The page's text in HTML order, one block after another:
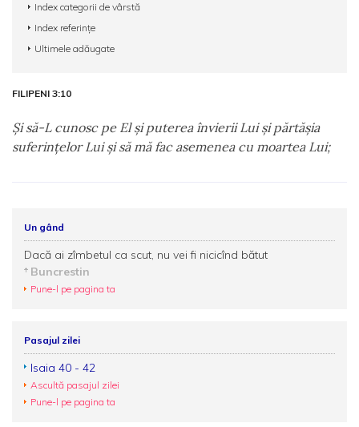
Index categorii de vârstă
Index referințe
Ultimele adăugate
FILIPENI 3:10
Şi să-L cunosc pe El şi puterea învierii Lui şi părtăşia
suferinţelor Lui şi să mă fac asemenea cu moartea Lui;
Un gând
Dacă ai zîmbetul ca scut, nu vei fi nicicînd bătut
Buncrestin
Pune-l pe pagina ta
Pasajul zilei
Isaia 40 - 42
Ascultă pasajul zilei
Pune-l pe pagina ta